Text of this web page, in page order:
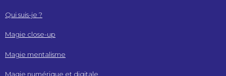
Qui suis-je ?
Magie close-up
Magie mentalisme
Magie numérique et digitale